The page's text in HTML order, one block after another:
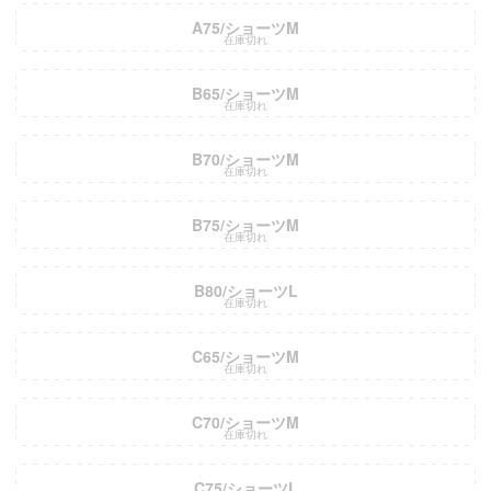
A75/ショーツM
在庫切れ
B65/ショーツM
在庫切れ
B70/ショーツM
在庫切れ
B75/ショーツM
在庫切れ
B80/ショーツL
在庫切れ
C65/ショーツM
在庫切れ
C70/ショーツM
在庫切れ